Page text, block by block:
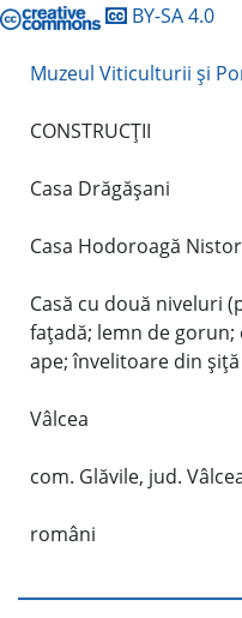
BY-SA 4.0
Muzeul Viticulturii şi
CONSTRUCŢII
Casa Drăgăşani
Casa Hodoroagă Nistor
Casă cu două niveluri
faţadă; lemn de
ape; învelitoare din şiţă
Vâlcea
com. Glăvile, jud.
români